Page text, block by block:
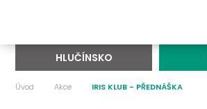
HLUČÍNSKO
Úvod Akce IRIS KLUB - PŘEDNÁŠKA